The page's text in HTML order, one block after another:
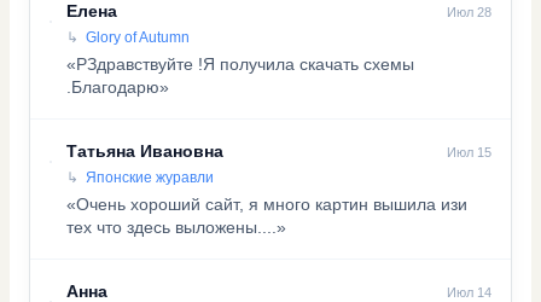
Елена Июл 28
Glory of Autumn
«PЗдравствуйте !Я получила скачать схемы
.Благодарю»
Татьяна Ивановна Июл 15
Японские журавли
«Очень хороший сайт, я много картин вышила изи
тех что здесь выложены....»
Анна Июл 14